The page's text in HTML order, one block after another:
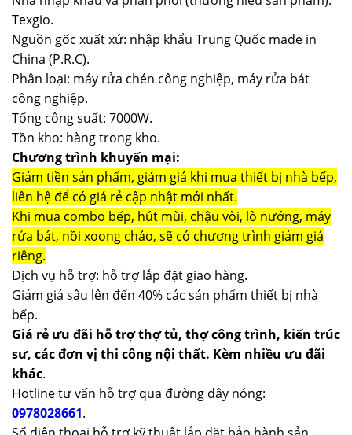
Texgio.
Nguồn gốc xuất xứ: nhập khẩu Trung Quốc made in
China (P.R.C).
Phân loại: máy rửa chén công nghiệp, máy rửa bát
công nghiệp.
Tổng công suất: 7000W.
Tồn kho: hàng trong kho.
Chương trình khuyến mại:
Giảm tiền sản phẩm, giảm giá khi mua thiết bị nhà bếp,
liên hệ để có giá rẻ cập nhật mới nhất.
Khi mua combo bếp, hút mùi, chậu vòi, lò nướng, máy
rửa bát, nồi xoong chảo, sẽ có chương trình giảm giá
riêng.
Dịch vụ hỗ trợ: hỗ trợ lắp đặt giao hàng.
Giảm giá sâu lên đến 40% các sản phẩm thiết bị nhà
bếp.
Giá rẻ ưu đãi hỗ trợ thợ tủ, thợ công trình, kiến trúc
sư, các đơn vị thi công nội thất. Kèm nhiều ưu đãi
khác.
Hotline tư vấn hỗ trợ qua đường dây nóng:
0978028661.